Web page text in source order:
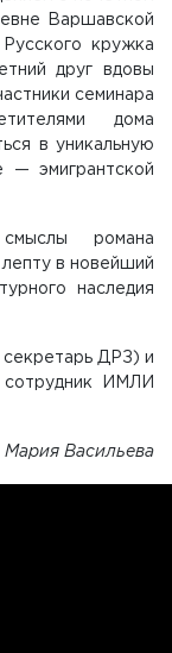
Варшавской
кружка
друг вдовы
семинара
дома
в уникальную
эмигрантской
романа
в новейший
наследия
ДРЗ) и
сотрудник ИМЛИ
Мария Васильева